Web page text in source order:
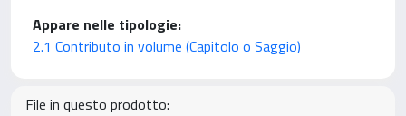
Appare nelle tipologie:
2.1 Contributo in volume (Capitolo o Saggio)
File in questo prodotto: